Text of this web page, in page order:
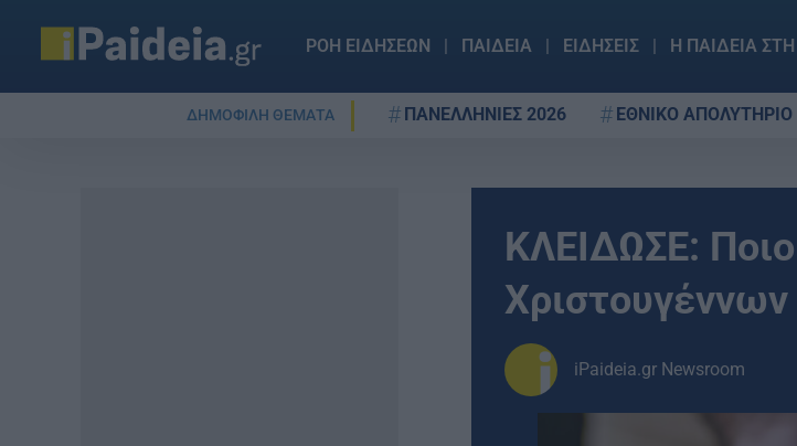
ΡΟΗ ΕΙΔΗΣΕΩΝ ΠΑΙΔΕΙΑ ΕΙΔΗΣΕΙΣ Η ΠΑΙΔΕΙΑ
ΔΗΜΟΦΙΛΗ ΘΕΜΑΤΑ ΠΑΝΕΛΛΗΝΙΕΣ 2026 ΕΘΝΙΚΟ ΑΠΟΛΥΤΗΡΙΟ
ΚΛΕΙΔΩΣΕ:
Χριστουγέννων
iPaideia.gr Newsroom